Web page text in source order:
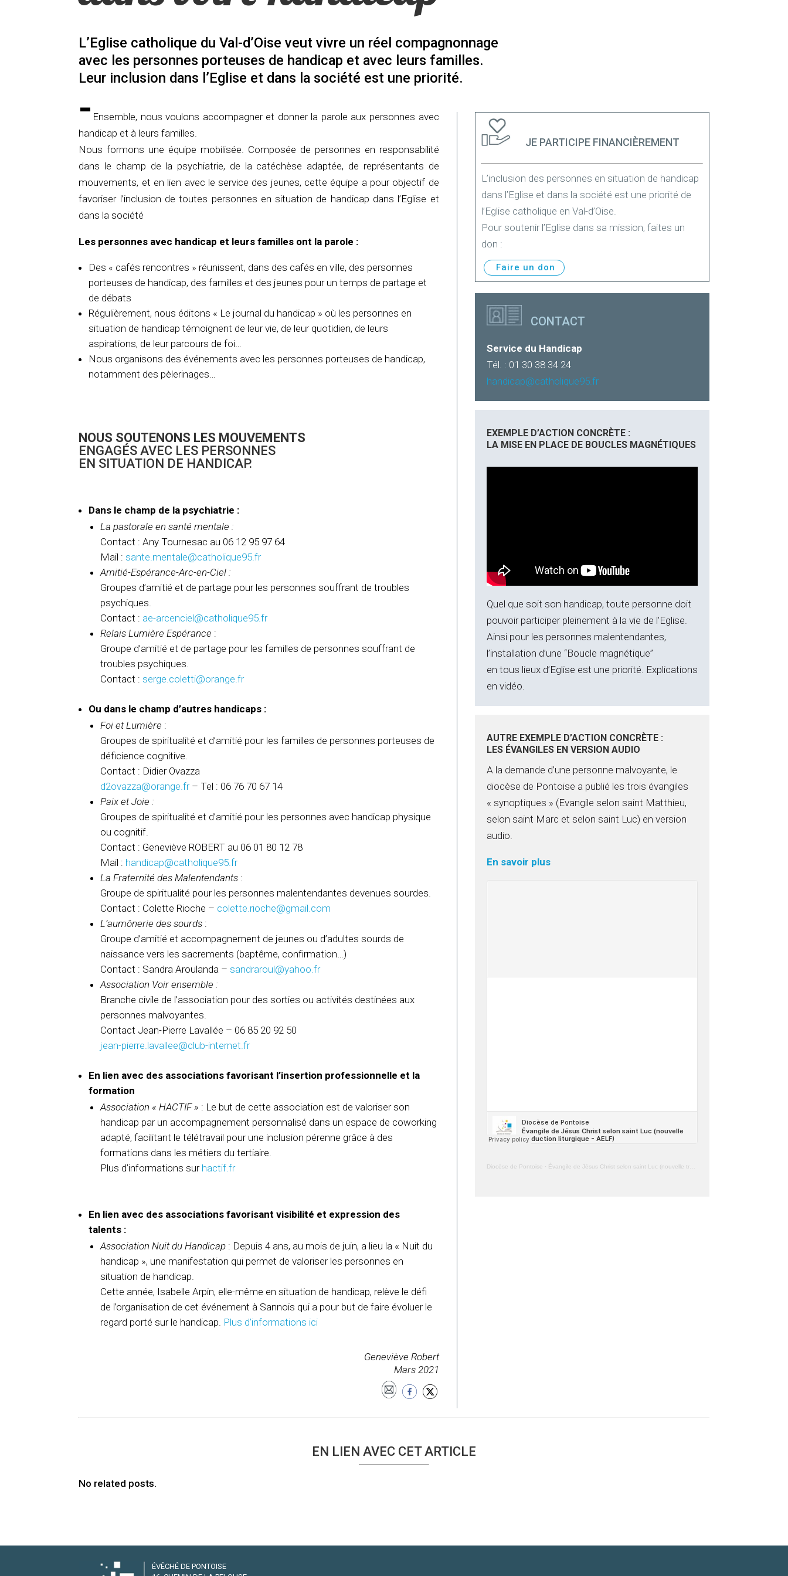
L’Eglise catholique du Val-d’Oise veut vivre un réel compagnonnage
avec les personnes porteuses de handicap et avec leurs familles.
Leur inclusion dans l’Eglise et dans la société est une priorité.
- Ensemble, nous voulons accompagner et donner la parole aux personnes avec
handicap et à leurs familles.
Nous formons une équipe mobilisée. Composée de personnes en responsabilité
dans le champ de la psychiatrie, de la catéchèse adaptée, de représentants de
mouvements, et en lien avec le service des jeunes, cette équipe a pour objectif de
favoriser l’inclusion de toutes personnes en situation de handicap dans l’Eglise et
dans la société
Les personnes avec handicap et leurs familles ont la parole :
Des « cafés rencontres » réunissent, dans des cafés en ville, des personnes
porteuses de handicap, des familles et des jeunes pour un temps de partage et
de débats
Régulièrement, nous éditons « Le journal du handicap » où les personnes en
situation de handicap témoignent de leur vie, de leur quotidien, de leurs
aspirations, de leur parcours de foi…
Nous organisons des événements avec les personnes porteuses de handicap,
notamment des pèlerinages…
NOUS SOUTENONS LES MOUVEMENTS
ENGAGÉS AVEC LES PERSONNES
EN SITUATION DE HANDICAP.
Dans le champ de la psychiatrie :
La pastorale en santé mentale :
Contact : Any Tournesac au 06 12 95 97 64
Mail :sante.mentale@catholique95.fr
Amitié-Espérance-Arc-en-Ciel :
Groupes d’amitié et de partage pour les personnes souffrant de troubles
psychiques.
Contact : ae-arcenciel@catholique95.fr
Relais Lumière Espérance :
Groupe d’amitié et de partage pour les familles de personnes souffrant de
troubles psychiques.
Contact :serge.coletti@orange.fr
Ou dans le champ d’autres handicaps :
Foi et Lumière :
Groupes de spiritualité et d’amitié pour les familles de personnes porteuses de
déficience cognitive.
Contact : Didier Ovazza
d2ovazza@orange.fr– Tel : 06 76 70 67 14
Paix et Joie :
Groupes de spiritualité et d’amitié pour les personnes avec handicap physique
ou cognitif.
Contact : Geneviève ROBERT au 06 01 80 12 78
Mail : handicap@catholique95.fr
La Fraternité des Malentendants :
Groupe de spiritualité pour les personnes malentendantes devenues sourdes.
Contact : Colette Rioche – colette.rioche@gmail.com
L’aumônerie des sourds :
Groupe d’amitié et accompagnement de jeunes ou d’adultes sourds de
naissance vers les sacrements (baptême, confirmation…)
Contact : Sandra Aroulanda –sandraroul@yahoo.fr
Association Voir ensemble :
Branche civile de l’association pour des sorties ou activités destinées aux
personnes malvoyantes.
Contact Jean-Pierre Lavallée – 06 85 20 92 50
jean-pierre.lavallee@club-internet.fr
En lien avec des associations favorisant l’insertion professionnelle et la
formation
Association « HACTIF » : Le but de cette association est de valoriser son
handicap par un accompagnement personnalisé dans un espace de coworking
adapté, facilitant le télétravail pour une inclusion pérenne grâce à des
formations dans les métiers du tertiaire.
Plus d’informations sur hactif.fr
En lien avec des associations favorisant visibilité et expression des
talents :
Association Nuit du Handicap : Depuis 4 ans, au mois de juin, a lieu la « Nuit du
handicap », une manifestation qui permet de valoriser les personnes en
situation de handicap.
Cette année, Isabelle Arpin, elle-même en situation de handicap, relève le défi
de l’organisation de cet événement à Sannois qui a pour but de faire évoluer le
regard porté sur le handicap. Plus d’informations ici
Geneviève Robert
Mars 2021
JE PARTICIPE FINANCIÈREMENT
L’inclusion des personnes en situation de handicap
dans l’Eglise et dans la société est une priorité de
l’Eglise catholique en Val-d’Oise.
Pour soutenir l’Eglise dans sa mission, faites un
don :
Faire un don
CONTACT
Service du Handicap
Tél. : 01 30 38 34 24
handicap@catholique95.fr
EXEMPLE D’ACTION CONCRÈTE :
LA MISE EN PLACE DE BOUCLES MAGNÉTIQUES
Quel que soit son handicap, toute personne doit
pouvoir participer pleinement à la vie de l’Eglise.
Ainsi pour les personnes malentendantes,
l’installation d’une “Boucle magnétique”
en tous lieux d’Eglise est une priorité. Explications
en vidéo.
AUTRE EXEMPLE D’ACTION CONCRÈTE :
LES ÉVANGILES EN VERSION AUDIO
A la demande d’une personne malvoyante, le
diocèse de Pontoise a publié les trois évangiles
« synoptiques » (Evangile selon saint Matthieu,
selon saint Marc et selon saint Luc) en version
audio.
En savoir plus
Diocèse de Pontoise · Évangile de Jésus Christ selon saint Luc (nouvelle traduction liturgique – AELF)
EN LIEN AVEC CET ARTICLE
No related posts.
ÉVÊCHÉ DE PONTOISE